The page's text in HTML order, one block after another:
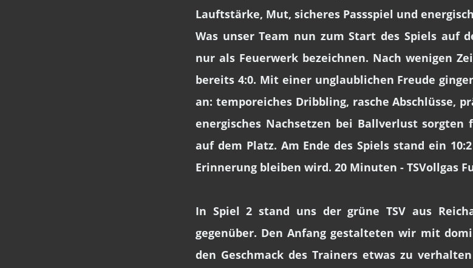
Lauftstärke, Mut, sicheres Passspiel und
Was unser Team nun zum Start des Spiels auf
nur als Feuerwerk bezeichnen. Nach wenigen
bereits 4:0. Mit einer unglaublichen Freude
an: temporeiches Dribbling, rasche Abschlüsse,
energisches Nachsetzen bei Ballverlust
auf dem Platz. Am Ende des Spiels stand ein
Erinnerung bleiben wird. 20 Minuten - TSVollgas
In Spiel 2 stand uns der grüne TSV aus
gegenüber. Den Anfang gestalteten wir mit
den Geschmack des Trainers etwas zu